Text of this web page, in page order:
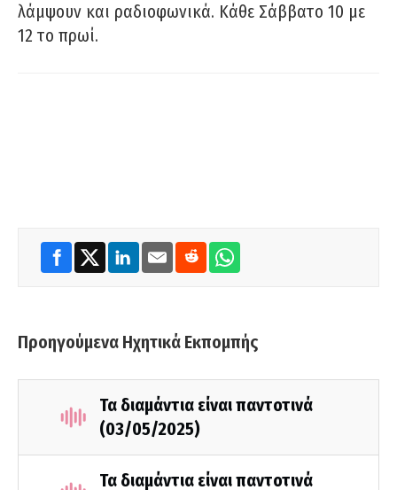
λάμψουν και ραδιοφωνικά. Κάθε Σάββατο 10 με
12 το πρωί.
Προηγούμενα Ηχητικά Εκπομπής
Τα διαμάντια είναι παντοτινά
(03/05/2025)
Τα διαμάντια είναι παντοτινά